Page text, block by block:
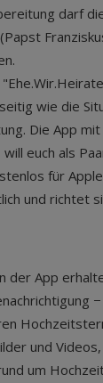
darf
wie die
Die App mit
euch als
für
und richtet
der App
und
um